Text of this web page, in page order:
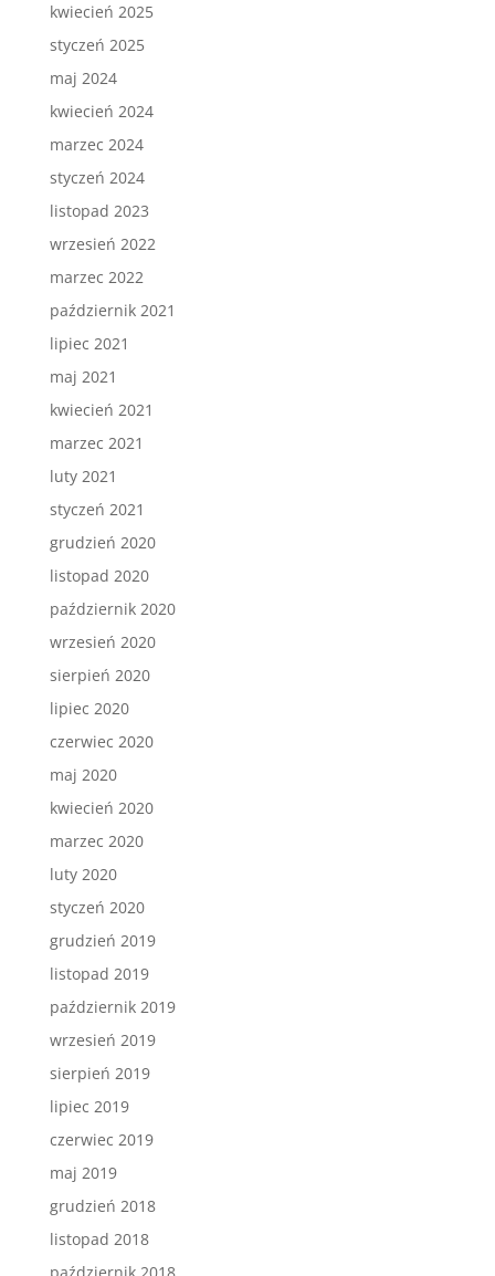
kwiecień 2025
styczeń 2025
maj 2024
kwiecień 2024
marzec 2024
styczeń 2024
listopad 2023
wrzesień 2022
marzec 2022
październik 2021
lipiec 2021
maj 2021
kwiecień 2021
marzec 2021
luty 2021
styczeń 2021
grudzień 2020
listopad 2020
październik 2020
wrzesień 2020
sierpień 2020
lipiec 2020
czerwiec 2020
maj 2020
kwiecień 2020
marzec 2020
luty 2020
styczeń 2020
grudzień 2019
listopad 2019
październik 2019
wrzesień 2019
sierpień 2019
lipiec 2019
czerwiec 2019
maj 2019
grudzień 2018
listopad 2018